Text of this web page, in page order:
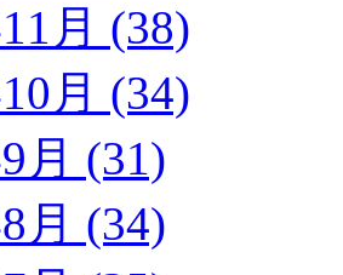
月 (38)
月 (34)
月 (31)
月 (34)